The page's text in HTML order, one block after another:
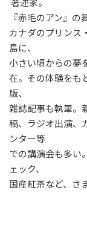
『赤毛のアン』の
カナダのプリンス
島に、
小さい頃からの夢
在。その体験をも
版、
雑誌記事も執筆。
稿、ラジオ出演、
ンター等
での講演会も多い
ェック、
国産紅茶など、さ